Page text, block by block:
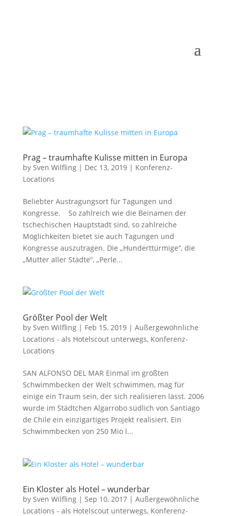
Prag – traumhafte Kulisse mitten in Europa
by Sven Wilfling| Dec 13, 2019| Konferenz-
Locations
Beliebter Austragungsort für Tagungen und
Kongresse. So zahlreich wie die Beinamen der
tschechischen Hauptstadt sind, so zahlreiche
Möglichkeiten bietet sie auch Tagungen und
Kongresse auszutragen. Die „Hunderttürmige“, die
„Mutter aller Städte“, „Perle...
Größter Pool der Welt
by Sven Wilfling| Feb 15, 2019| Außergewöhnliche
Locations - als Hotelscout unterwegs, Konferenz-
Locations
SAN ALFONSO DEL MAR Einmal im größten
Schwimmbecken der Welt schwimmen, mag für
einige ein Traum sein, der sich realisieren lässt. 2006
wurde im Städtchen Algarrobo südlich von Santiago
de Chile ein einzigartiges Projekt realisiert. Ein
Schwimmbecken von 250 Mio l...
Ein Kloster als Hotel – wunderbar
by Sven Wilfling| Sep 10, 2017| Außergewöhnliche
Locations - als Hotelscout unterwegs, Konferenz-